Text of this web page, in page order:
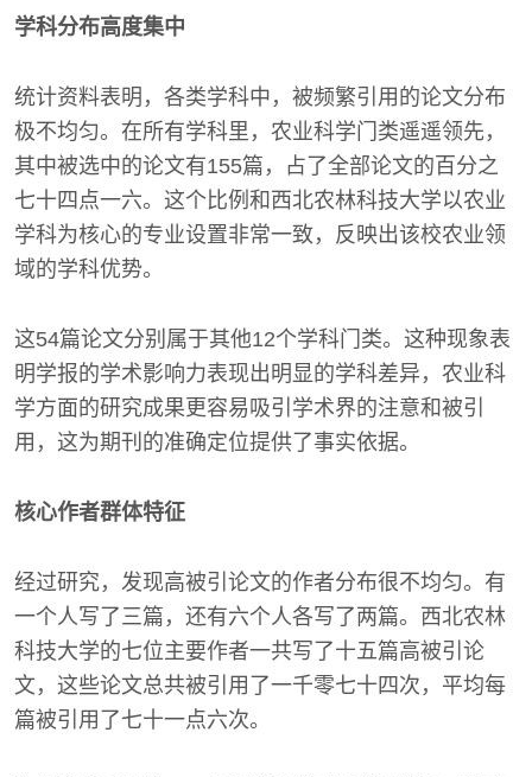
学科分布高度集中
统计资料表明，各类学科中，被频繁引用的论文分布
极不均匀。在所有学科里，农业科学门类遥遥领先，
其中被选中的论文有155篇，占了全部论文的百分之
七十四点一六。这个比例和西北农林科技大学以农业
学科为核心的专业设置非常一致，反映出该校农业领
域的学科优势。
这54篇论文分别属于其他12个学科门类。这种现象表
明学报的学术影响力表现出明显的学科差异，农业科
学方面的研究成果更容易吸引学术界的注意和被引
用，这为期刊的准确定位提供了事实依据。
核心作者群体特征
经过研究，发现高被引论文的作者分布很不均匀。有
一个人写了三篇，还有六个人各写了两篇。西北农林
科技大学的七位主要作者一共写了十五篇高被引论
文，这些论文总共被引用了一千零七十四次，平均每
篇被引用了七十一点六次。